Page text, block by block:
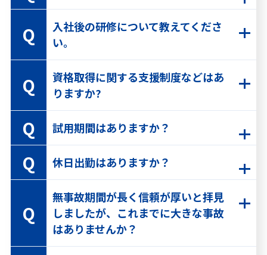
入社後の研修について教えてくださ
い。
資格取得に関する支援制度などはあ
りますか?
試用期間はありますか？
休日出勤はありますか？
無事故期間が長く信頼が厚いと拝見
しましたが、これまでに大きな事故
はありませんか？